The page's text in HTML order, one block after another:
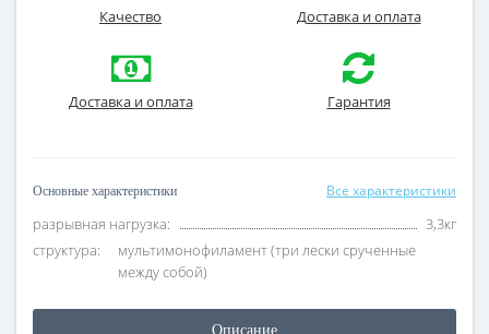
Качество Доставка и оплата
Доставка и оплата Гарантия
Основные характеристики Все характеристики
разрывная нагрузка:
3,3кг
структура:
мультимонофиламент (три лески срученные
между собой)
Описание